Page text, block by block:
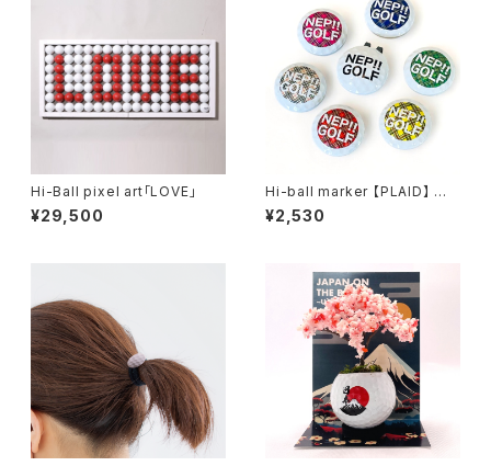
Hi-Ball pixel art「LOVE」
¥29,500
Hi-ball marker 【PLAID】 全6
種
¥2,530